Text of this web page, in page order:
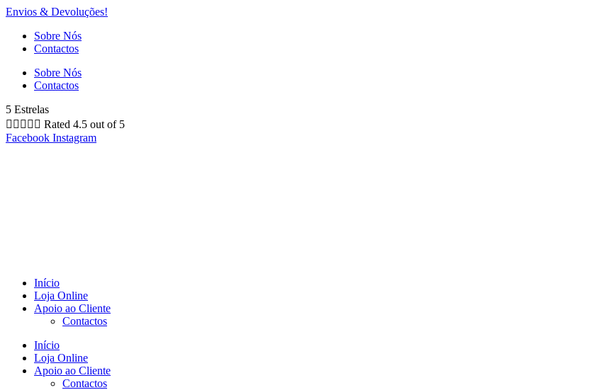
Envios & Devoluções!
Sobre Nós
Contactos
Sobre Nós
Contactos
5 Estrelas
     Rated 4.5 out of 5
Facebook Instagram
Início
Loja Online
Apoio ao Cliente
Contactos
Início
Loja Online
Apoio ao Cliente
Contactos